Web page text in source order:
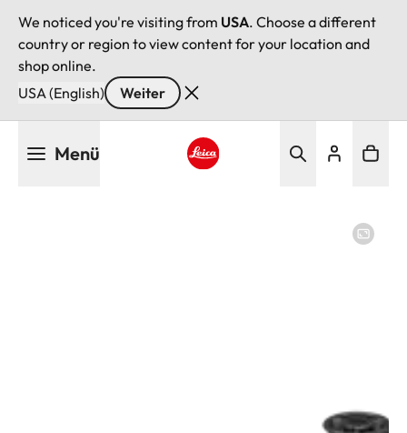
We noticed you're visiting from USA. Choose a different
country or region to view content for your location and
shop online.
USA (English)
Weiter
Menü